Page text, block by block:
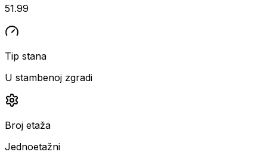
51.99
Tip stana
U stambenoj zgradi
Broj etaža
Jednoetažni